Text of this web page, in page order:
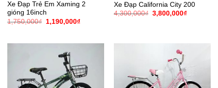
Xe Đạp Trẻ Em Xaming 2
gióng 16inch
1,750,000₫
Giá
1,190,000₫Giá
Xe Đạp California City 200
4,300,000₫ Giá
3,800,000₫Giá